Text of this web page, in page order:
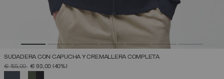
SUDADERA CON CAPUCHA Y CREMALLERA COMPLETA
PRECIO REBAJADO DE
€ 155,00A€ 93,00 (40%)